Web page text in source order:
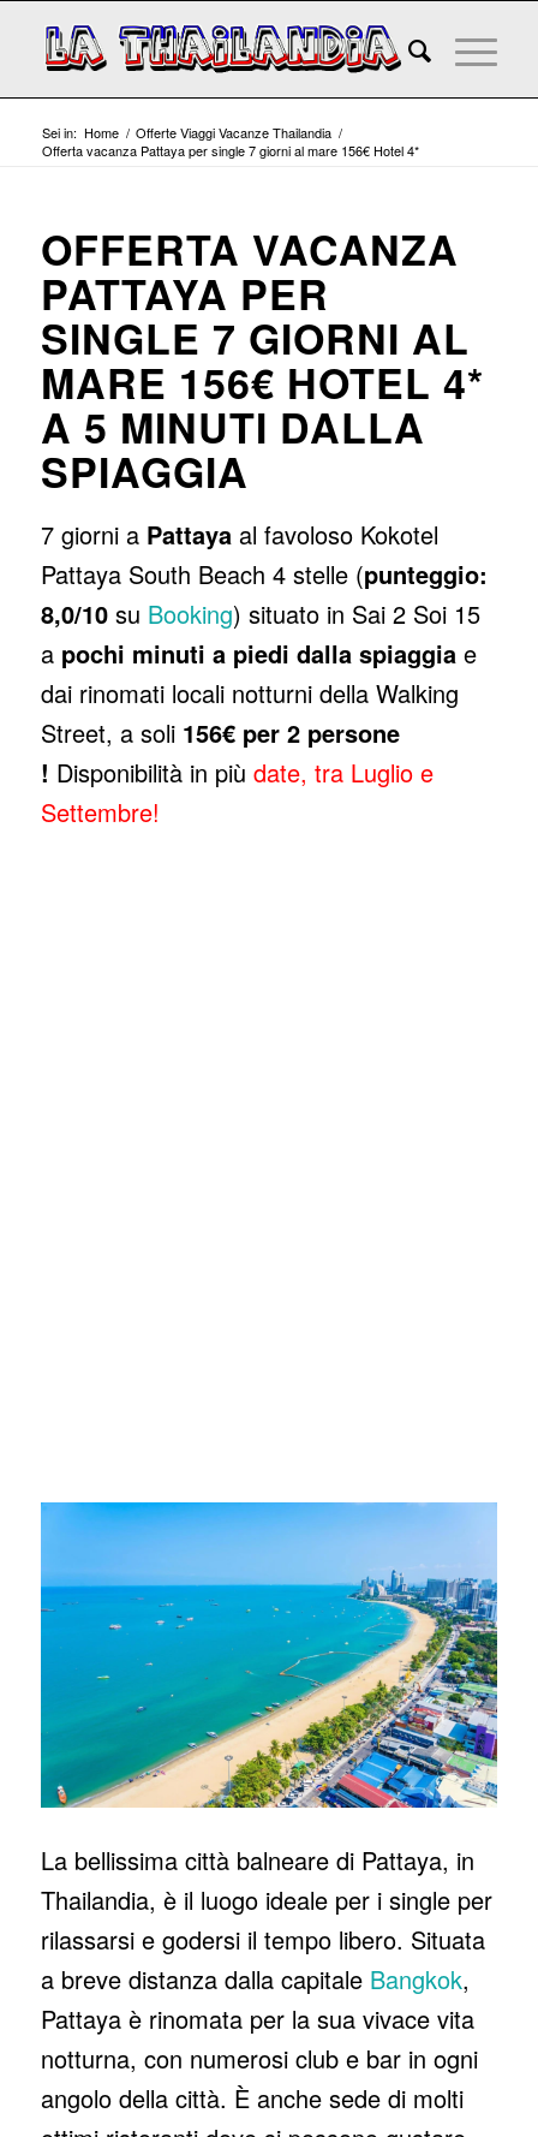
Sei in: Home / Offerte Viaggi Vacanze Thailandia /
Offerta vacanza Pattaya per single 7 giorni al mare 156€ Hotel 4*
OFFERTA VACANZA
PATTAYA PER
SINGLE 7 GIORNI AL
MARE 156€ HOTEL 4*
A 5 MINUTI DALLA
SPIAGGIA
7 giorni aPattaya al favoloso Kokotel
Pattaya South Beach 4 stelle (punteggio:
8,0/10 su Booking) situato in Sai 2 Soi 15
a pochi minuti a piedi dalla spiaggiae
dai rinomati locali notturni della Walking
Street, a soli 156€ per 2 persone
! Disponibilità in più date, tra Luglio e
Settembre!
La bellissima città balneare di Pattaya, in
Thailandia, è il luogo ideale per i single per
rilassarsi e godersi il tempo libero. Situata
a breve distanza dalla capitale Bangkok,
Pattaya è rinomata per la sua vivace vita
notturna, con numerosi club e bar in ogni
angolo della città. È anche sede di molti